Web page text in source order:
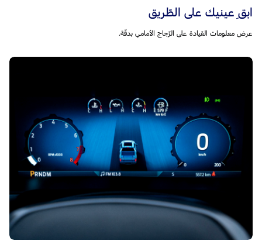
ابقِ عينيك على الطّريق
عرض معلومات القيادة على الزّجاج الأمامي بدقّة.